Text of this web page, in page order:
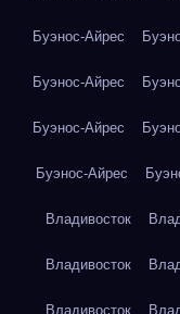
Буэнос-Айрес
Буэнос-Айрес
Буэнос-Айрес
Буэнос-Айрес
Владивосток
Владивосток
Владивосток